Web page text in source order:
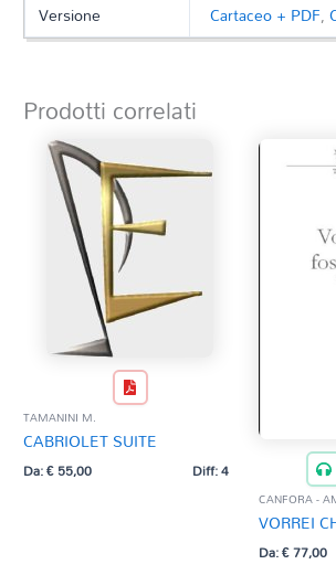
Versione Cartaceo + PDF,
Prodotti correlati
TAMANINI M.
CABRIOLET SUITE
Da:€55,00 Diff: 4
CANFORA -
VORREI
Da:€77,00